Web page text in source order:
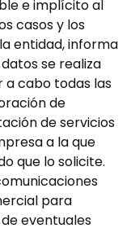
e implícito al
casos y los
entidad, informa
se realiza
a cabo todas las
de
de servicios
a la que
que lo solicite.
para
eventuales